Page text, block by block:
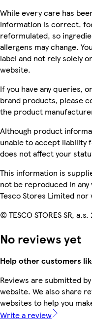
While every care has
information is correct,
reformulated, so
allergens may change.
label and not rely solely
website.
If you have any queries,
brand products, please
the product
Although product
unable to accept liability
does not affect your
This information is
not be reproduced in
Tesco Stores Limited
© TESCO STORES SR,
No reviews yet
Help other customers
Reviews are submitted
website. We also share
websites to help you
Write a review